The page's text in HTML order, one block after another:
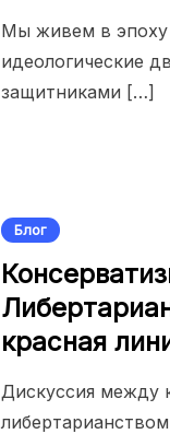
Мы живем в эпоху
идеологические
защитниками […]
Блог
красная
Дискуссия между